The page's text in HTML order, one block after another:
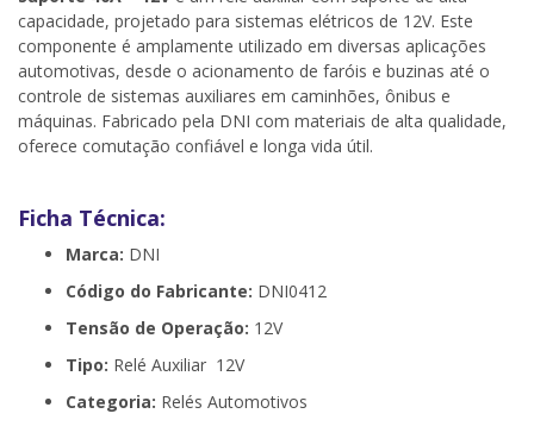
capacidade, projetado para sistemas elétricos de 12V. Este
componente é amplamente utilizado em diversas aplicações
automotivas, desde o acionamento de faróis e buzinas até o
controle de sistemas auxiliares em caminhões, ônibus e
máquinas. Fabricado pela DNI com materiais de alta qualidade,
oferece comutação confiável e longa vida útil.
Ficha Técnica:
Marca: DNI
Código do Fabricante: DNI0412
Tensão de Operação: 12V
Tipo: Relé Auxiliar 12V
Categoria: Relés Automotivos